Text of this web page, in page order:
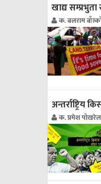
खाद्य
क. बलराम
अन्तर्राष्ट्रिय
क. प्रमेश पोखरेल